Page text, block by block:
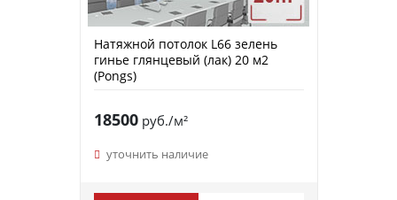
Натяжной потолок L66 зелень
гинье глянцевый (лак) 20 м2
(Pongs)
18500руб./м²
уточнить наличие